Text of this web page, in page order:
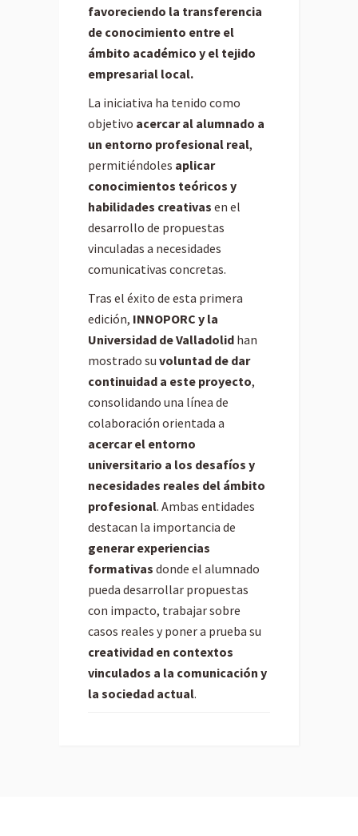
favoreciendo la transferencia
de conocimiento entre el
ámbito académico y el tejido
empresarial local.
La iniciativa ha tenido como
objetivo acercar al alumnado a
un entorno profesional real,
permitiéndoles aplicar
conocimientos teóricos y
habilidades creativas en el
desarrollo de propuestas
vinculadas a necesidades
comunicativas concretas.
Tras el éxito de esta primera
edición, INNOPORC y la
Universidad de Valladolid han
mostrado su voluntad de dar
continuidad a este proyecto,
consolidando una línea de
colaboración orientada a
acercar el entorno
universitario a los desafíos y
necesidades reales del ámbito
profesional. Ambas entidades
destacan la importancia de
generar experiencias
formativas donde el alumnado
pueda desarrollar propuestas
con impacto, trabajar sobre
casos reales y poner a prueba su
creatividad en contextos
vinculados a la comunicación y
la sociedad actual.